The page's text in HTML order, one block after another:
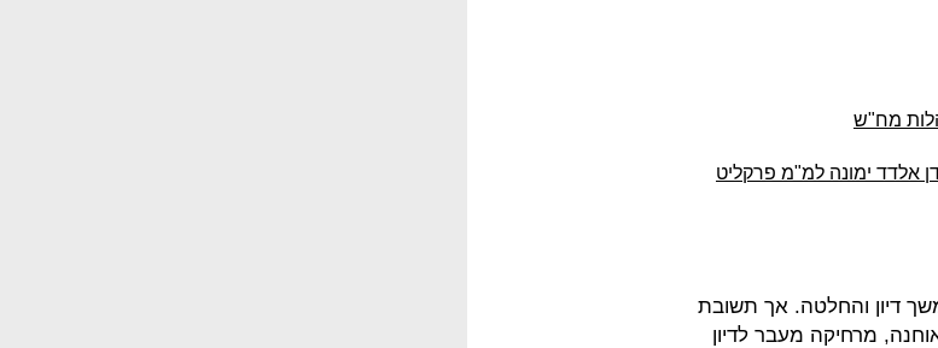
מח"ש
אלדד ימונה למ"מ פרקליט
דיון והחלטה. אך תשובת
מרחיקה מעבר לדיון